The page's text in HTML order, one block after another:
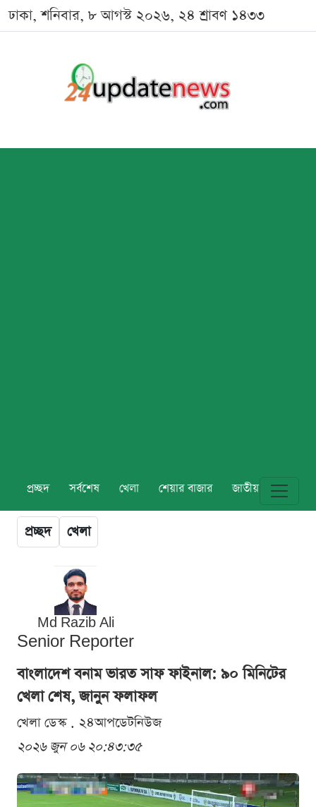
ঢাকা, শনিবার, ৮ আগস্ট ২০২৬, ২৪ শ্রাবণ ১৪৩৩
প্রচ্ছদ সর্বশেষ খেলা শেয়ার বাজার জাতীয় বিশ্ব
প্রচ্ছদ খেলা
Md Razib Ali
Senior Reporter
বাংলাদেশ বনাম ভারত সাফ ফাইনাল: ৯০ মিনিটের
খেলা শেষ, জানুন ফলাফল
খেলা ডেস্ক . ২৪আপডেটনিউজ
২০২৬ জুন ০৬ ২০:৪৩:৩৫